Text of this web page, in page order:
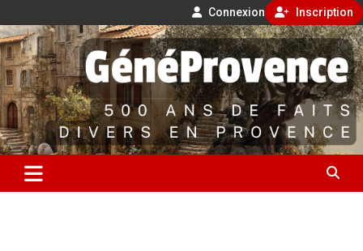
Connexion Inscription
Aller
au
contenu
GénéProvence
500 ans de faits divers en Provence